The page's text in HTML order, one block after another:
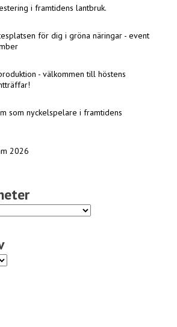
i framtidens lantbruk.
för dig i gröna näringar - event
- välkommen till höstens
som nyckelspelare i framtidens
2026